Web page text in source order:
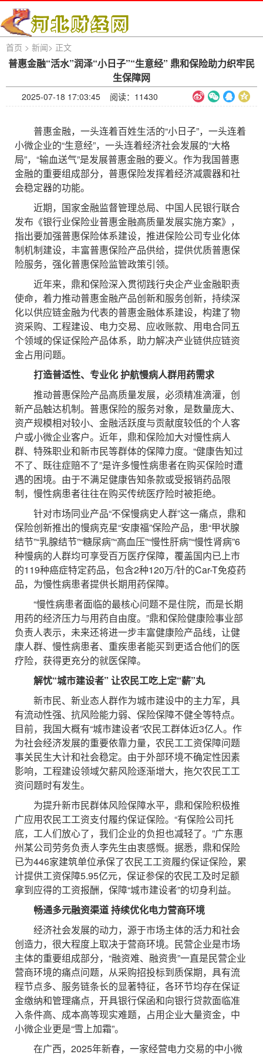
首页 > 新闻> 正文
普惠金融“活水”润泽“小日子”“生意经” 鼎和保险助力织牢民
生保障网
2025-07-18 17:03:45 阅读： 11430
普惠金融，一头连着百姓生活的“小日子”，一头连着
小微企业的“生意经”，一头连着经济社会发展的“大格
局”，“输血送气”是发展普惠金融的要义。作为我国普惠
金融的重要组成部分，普惠保险发挥着经济减震器和社
会稳定器的功能。
近期，国家金融监督管理总局、中国人民银行联合
发布《银行业保险业普惠金融高质量发展实施方案》，
指出要加强普惠保险体系建设，推进保险公司专业化体
制机制建设，丰富普惠保险产品供给，提供优质普惠保
险服务，强化普惠保险监管政策引领。
近年来，鼎和保险深入贯彻践行央企产业金融职责
使命，着力推动普惠金融产品创新和服务创新，持续深
化以供应链金融为代表的普惠金融体系建设，构建了物
资采购、工程建设、电力交易、应收账款、用电合同五
个领域的保证保险产品体系，助力解决产业链供应链资
金占用问题。
打造普适性、专业化 护航慢病人群用药需求
推动普惠保险产品高质量发展，必须精准滴灌，创
新产品触达机制。普惠保险的服务对象，是数量庞大、
资产规模相对较小、金融活跃度与贡献度较低的个人客
户或小微企业客户。近年，鼎和保险加大对慢性病人
群、特殊职业和新市民等群体的保障力度。“健康告知过
不了、既往症赔不了”是许多慢性病患者在购买保险时遭
遇的困境。由于不满足健康告知条款或受报销药品限
制，慢性病患者往往在购买传统医疗险时被拒绝。
针对市场同业产品“不保慢病史人群”这一痛点，鼎和
保险创新推出的慢病克星“安康福”保险产品，患“甲状腺
结节”“乳腺结节”“糖尿病”“高血压”“慢性肝病”“慢性肾病”6
种慢病的人群均可享受百万医疗保障，覆盖国内已上市
的119种癌症特定药品，包含2种120万/针的Car-T免疫药
品，为慢性病患者提供长期用药保障。
“慢性病患者面临的最核心问题不是住院，而是长期
用药的经济压力与用药自由度。”鼎和保险健康险事业部
负责人表示，未来还将进一步丰富健康险产品线，让健
康人群、慢性病患者、重疾患者能买到更适合他们的医
疗险，获得更充分的就医保障。
解忧“城市建设者” 让农民工吃上定“薪”丸
新市民、新业态人群作为城市建设中的主力军，具
有流动性强、抗风险能力弱、保险保障不健全等特点。
目前，我国大概有“城市建设者”农民工群体近3亿人。作
为社会经济发展的重要依靠力量，农民工工资保障问题
事关民生大计和社会稳定。由于外部环境不确定性因素
影响，工程建设领域欠薪风险逐渐增大，拖欠农民工工
资问题时有发生。
为提升新市民群体风险保障水平，鼎和保险积极推
广应用农民工工资支付履约保证保险。“有保险公司托
底，工人们放心了，我们企业的负担也减轻了。”广东惠
州某公司劳务负责人李先生由衷感慨。据悉，鼎和保险
已为446家建筑单位承保了农民工工资履约保证保险，累
计提供工资保障5.95亿元，保证参保的农民工及时足额
拿到应得的工资报酬，保障“城市建设者”的切身利益。
畅通多元融资渠道 持续优化电力营商环境
经济社会发展的动力，源于市场主体的活力和社会
创造力，很大程度上取决于营商环境。民营企业是市场
主体的重要组成部分，“融资难、融资贵”一直是民营企业
营商环境的痛点问题，从采购招投标到质保期，具有流
程节点多、服务链条长的显著特征，各环节均存在保证
金缴纳和管理痛点，开具银行保函和向银行贷款面临准
入条件高、成本高等现实难题，占用企业大量资金，中
小微企业更是“雪上加霜”。
在广西，2025年新春，一家经营电力交易的中小微